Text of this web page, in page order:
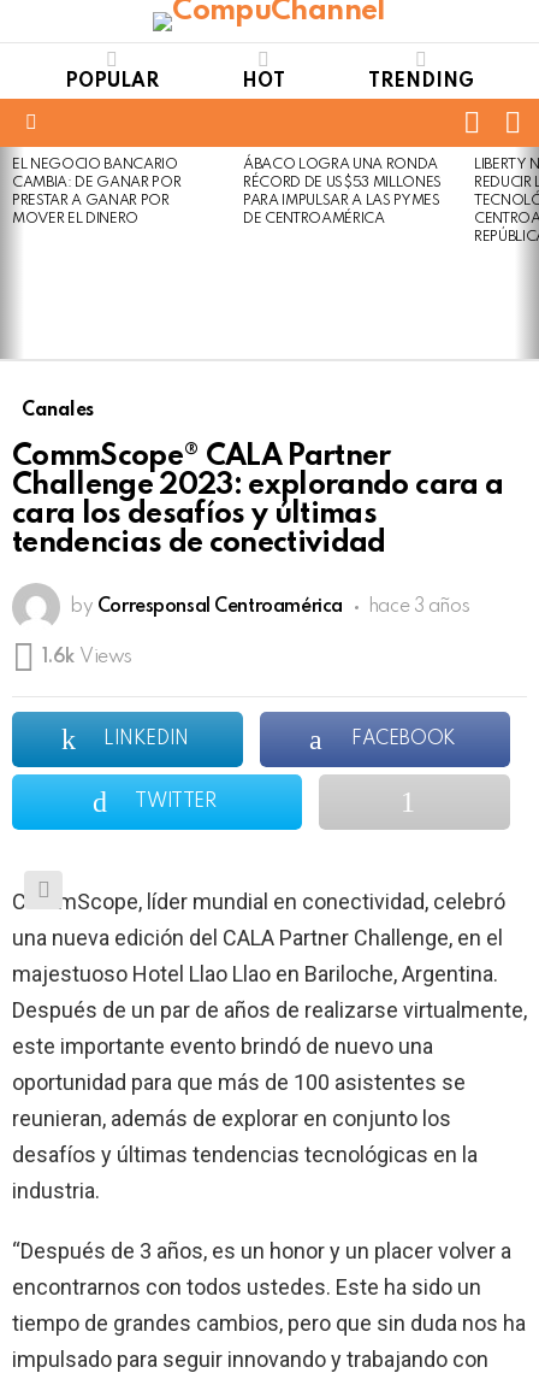
POPULAR HOT TRENDING
LATEST
STORIES
EL NEGOCIO BANCARIO
CAMBIA: DE GANAR POR
PRESTAR A GANAR POR
MOVER EL DINERO
Not
Safe
For
Click
to
view
ÁBACO LOGRA UNA RONDA
RÉCORD DE US$53 MILLONES
PARA IMPULSAR A LAS PYMES
DE CENTROAMÉRICA
LIBERTY
REDUCIR
Canales
CommScope® CALA Partner
Challenge 2023: explorando cara a
cara los desafíos y últimas
tendencias de conectividad
by Corresponsal Centroamérica hace 3 años
1.6k Views
LINKEDIN FACEBOOK
TWITTER
CommScope, líder mundial en conectividad, celebró
una nueva edición del CALA Partner Challenge, en el
majestuoso Hotel Llao Llao en Bariloche, Argentina.
Después de un par de años de realizarse virtualmente,
este importante evento brindó de nuevo una
oportunidad para que más de 100 asistentes se
reunieran, además de explorar en conjunto los
desafíos y últimas tendencias tecnológicas en la
industria.
“Después de 3 años, es un honor y un placer volver a
encontrarnos con todos ustedes. Este ha sido un
tiempo de grandes cambios, pero que sin duda nos ha
impulsado para seguir innovando y trabajando con